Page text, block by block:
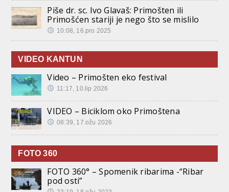
Piše dr. sc. Ivo Glavaš: Primošten ili
Primošćen stariji je nego što se mislilo
10:08, 16.pro 2025
VIDEO KANTUN
Video – Primošten eko festival
11:17, 10.lip 2026
VIDEO – Biciklom oko Primoštena
08:39, 17.ožu 2026
FOTO 360
FOTO 360° – Spomenik ribarima -“Ribar
pod osti”